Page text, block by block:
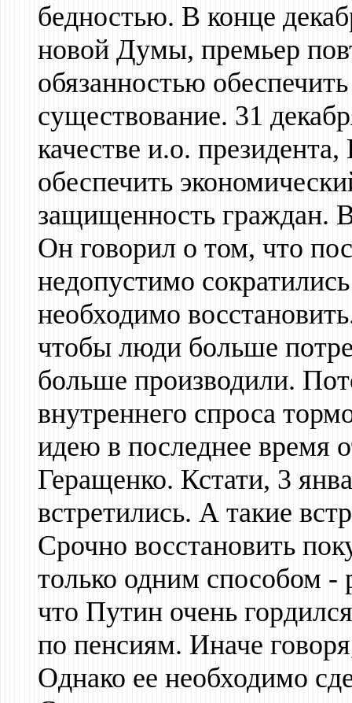
бедностью. В конце
новой Думы, премьер
обязанностью
существование. 31
качестве и.о.
обеспечить
защищенность граждан.
Он говорил о том, что
недопустимо
необходимо
чтобы люди больше
больше производили.
внутреннего спроса
идею в последнее время
Геращенко. Кстати, 3
встретились. А такие
Срочно восстановить
только одним способом -
что Путин очень
по пенсиям. Иначе
Однако ее необходимо